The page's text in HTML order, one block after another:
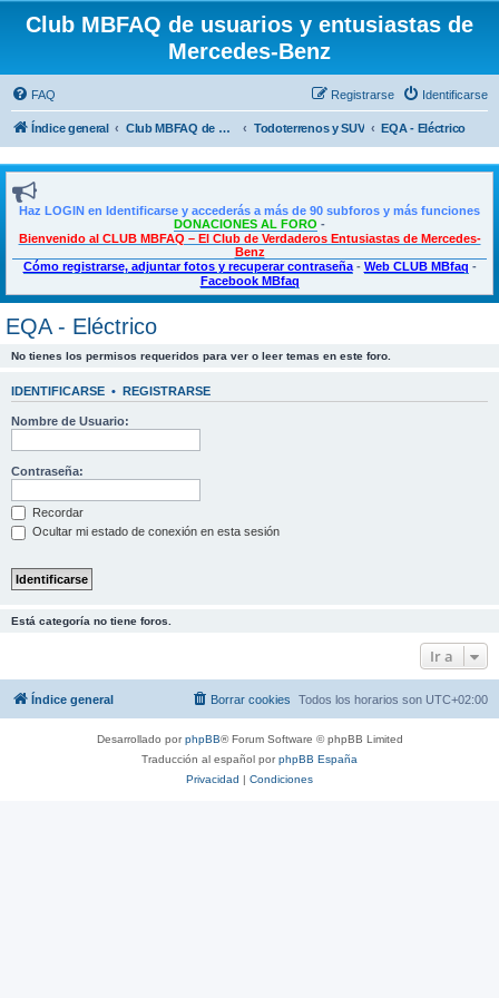
Club MBFAQ de usuarios y entusiastas de
Mercedes-Benz
FAQ Identificarse
Registrarse
Índice general Club MBFAQ de usuarios y entusiastas de Mercedes Benz Todoterrenos y SUV EQA - Eléctrico
Haz LOGIN en Identificarse y accederás a más de 90 subforos y más funciones
DONACIONES AL FORO -
Bienvenido al CLUB MBFAQ – El Club de Verdaderos Entusiastas de Mercedes-
Benz
Cómo registrarse, adjuntar fotos y recuperar contraseña- Web CLUB MBfaq -
Facebook MBfaq
EQA - Eléctrico
No tienes los permisos requeridos para ver o leer temas en este foro.
IDENTIFICARSE • REGISTRARSE
Nombre de Usuario:
Contraseña:
Recordar
Ocultar mi estado de conexión en esta sesión
Está categoría no tiene foros.
Ir a
Índice general Todos los horarios son UTC+02:00
Borrar cookies
Desarrollado porphpBB® Forum Software © phpBB Limited
Traducción al español porphpBB España
Privacidad | Condiciones